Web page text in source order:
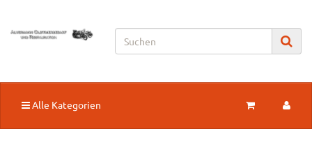
Alle Kategorien